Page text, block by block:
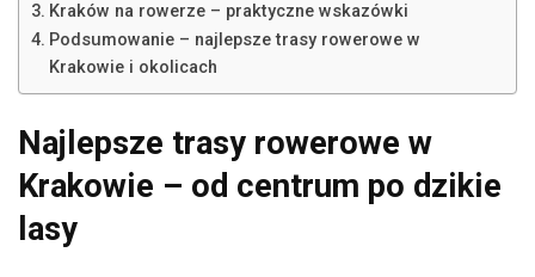
Kraków na rowerze – praktyczne wskazówki
Podsumowanie – najlepsze trasy rowerowe w
Krakowie i okolicach
Najlepsze trasy rowerowe w
Krakowie – od centrum po dzikie
lasy